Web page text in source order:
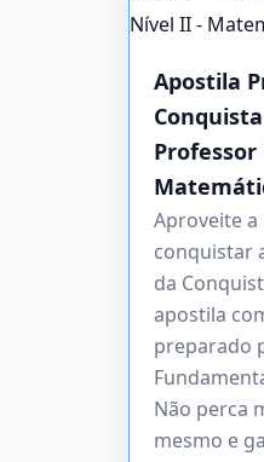
Apostila
Aproveite
conquistar
da
apostila
preparado
Não perca
mesmo e